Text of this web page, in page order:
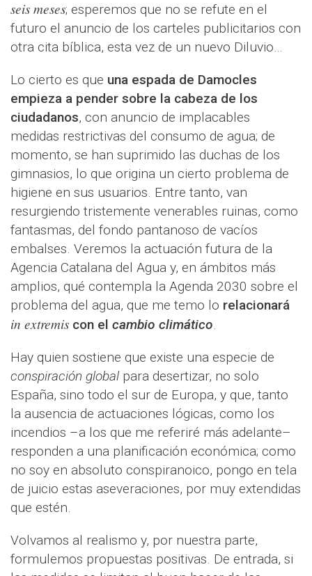
seis meses; esperemos que no se refute en el
futuro el anuncio de los carteles publicitarios con
otra cita bíblica, esta vez de un nuevo Diluvio…
Lo cierto es que una espada de Damocles
empieza a pender sobre la cabeza de los
ciudadanos, con anuncio de implacables
medidas restrictivas del consumo de agua; de
momento, se han suprimido las duchas de los
gimnasios, lo que origina un cierto problema de
higiene en sus usuarios. Entre tanto, van
resurgiendo tristemente venerables ruinas, como
fantasmas, del fondo pantanoso de vacíos
embalses. Veremos la actuación futura de la
Agencia Catalana del Agua y, en ámbitos más
amplios, qué contempla la Agenda 2030 sobre el
problema del agua, que me temo lo relacionará
in extremis con el cambio climático.
Hay quien sostiene que existe una especie de
conspiración global para desertizar, no solo
España, sino todo el sur de Europa, y que, tanto
la ausencia de actuaciones lógicas, como los
incendios –a los que me referiré más adelante–
responden a una planificación económica; como
no soy en absoluto conspiranoico, pongo en tela
de juicio estas aseveraciones, por muy extendidas
que estén.
Volvamos al realismo y, por nuestra parte,
formulemos propuestas positivas. De entrada, si